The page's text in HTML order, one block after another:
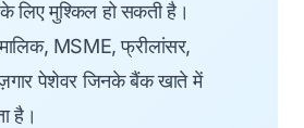
लिए मुश्किल हो सकती है।
MSME, फ्रीलांसर,
पेशेवर जिनके बैंक खाते में
है।